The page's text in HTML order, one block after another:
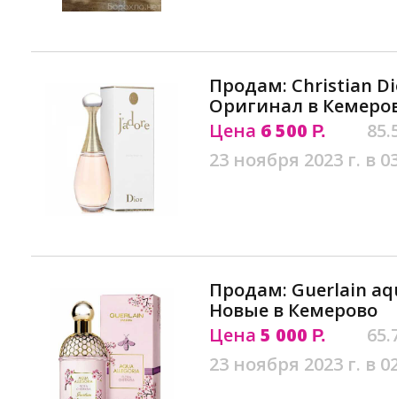
Продам: Christian
Оригинал в
Цена 6 500 Р.
23 ноября 2023 г. в
Продам: Guerlain
Новые в Кемерово
Цена 5 000 Р.
23 ноября 2023 г. в